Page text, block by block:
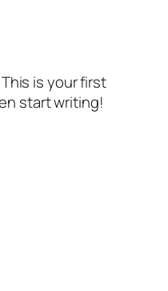
is your first
start writing!